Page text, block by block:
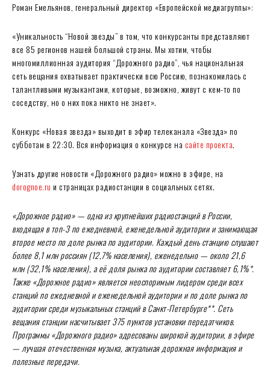
Роман Емельянов, генеральный директор «Европейской медиагруппы»:
«Уникальность “Новой звезды” в том, что конкурсанты представляют
все 85 регионов нашей большой страны. Мы хотим, чтобы
многомиллионная аудитория “Дорожного радио”, чья национальная
сеть вещания охватывает практически всю Россию, познакомилась с
талантливыми музыкантами, которые, возможно, живут с кем-то по
соседству, но о них пока никто не знает».
Конкурс «Новая звезда» выходит в эфир телеканала «Звезда» по
субботам в 22:30. Вся информация о конкурсе на сайте проекта.
Узнать другие новости «Дорожного радио» можно в эфире, на
dorognoe.ru и страницах радиостанции в социальных сетях.
«Дорожное радио» — одна из крупнейших радиостанций в России,
входящая в топ-3 по ежедневной, еженедельной аудитории и занимающая
второе место по доле рынка по аудитории. Каждый день станцию слушают
более 8,1 млн россиян (12,7% населения), еженедельно — около 21,6
млн (32,1% населения), а её доля рынка по аудитории составляет 6,1%*.
Также «Дорожное радио» является неоспоримым лидером среди всех
станций по ежедневной и еженедельной аудитории и по доле рынка по
аудитории среди музыкальных станций в Санкт-Петербурге**. Сеть
вещания станции насчитывает 375 пунктов установки передатчиков.
Программы «Дорожного радио» адресованы широкой аудитории, в эфире
— лучшая отечественная музыка, актуальная дорожная информация и
полезные передачи.